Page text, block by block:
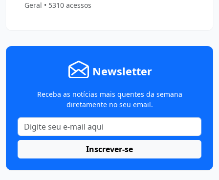
Geral • 5310 acessos
Newsletter
Receba as notícias mais quentes da semana
diretamente no seu email.
Inscrever-se